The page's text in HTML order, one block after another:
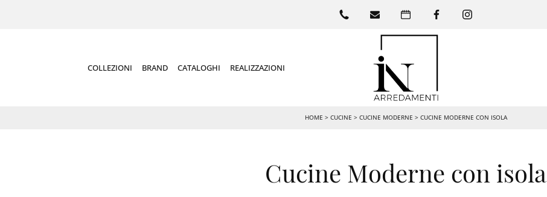
COLLEZIONI BRAND CATALOGHI REALIZZAZIONI
HOME > CUCINE > CUCINE MODERNE > CUCINE MODERNE CON ISOLA
Cucine Moderne con isola